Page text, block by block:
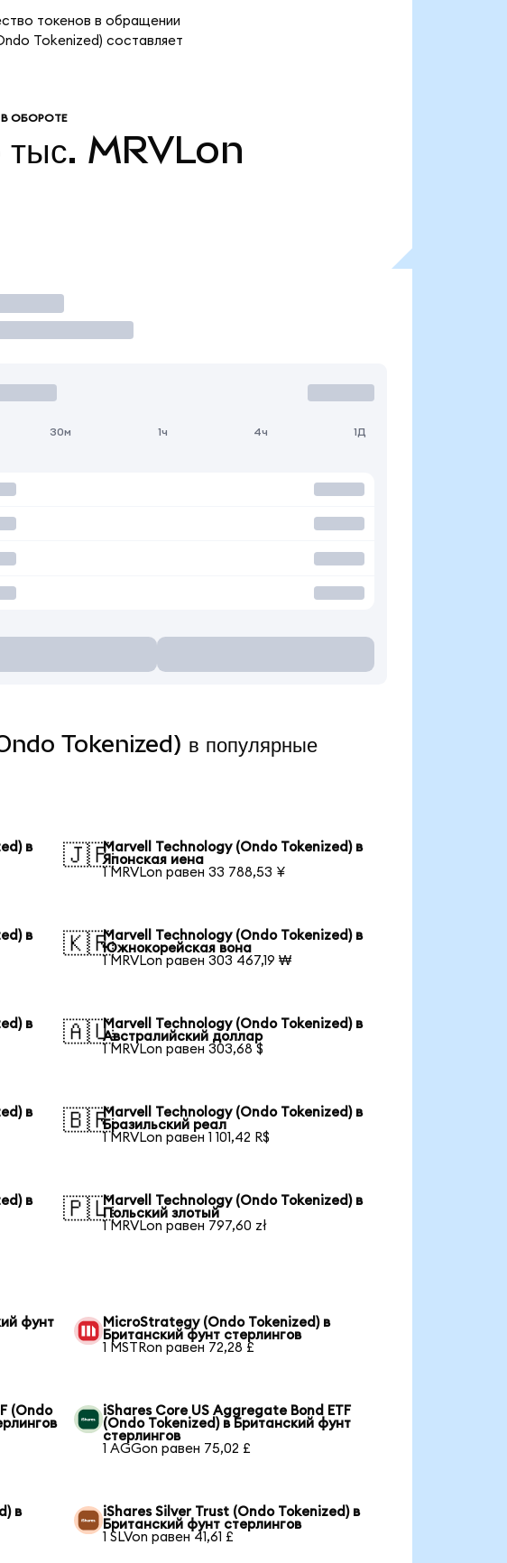
токенов в обращении
Tokenized) составляет
ОБОРОТЕ
MRVLon
30м 1ч 4ч 1Д
Tokenized) в популярные
в
🇯🇵Marvell Technology (Ondo Tokenized) в
Японская иена
1 MRVLon равен 33 788,53 ¥
в
🇰🇷Marvell Technology (Ondo Tokenized) в
Южнокорейская вона
1 MRVLon равен 303 467,19 ₩
в
🇦🇺Marvell Technology (Ondo Tokenized) в
Австралийский доллар
1 MRVLon равен 303,68 $
в
🇧🇷Marvell Technology (Ondo Tokenized) в
Бразильский реал
1 MRVLon равен 1 101,42 R$
в
🇵🇱Marvell Technology (Ondo Tokenized) в
Польский злотый
1 MRVLon равен 797,60 zł
фунт
MicroStrategy (Ondo Tokenized) в
Британский фунт стерлингов
1 MSTRon равен 72,28 £
(Ondo
iShares Core US Aggregate Bond ETF
(Ondo Tokenized) в Британский фунт
стерлингов
1 AGGon равен 75,02 £
в
iShares Silver Trust (Ondo Tokenized) в
Британский фунт стерлингов
1 SLVon равен 41,61 £